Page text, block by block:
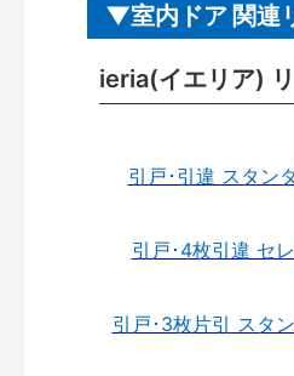
室内ドア 関連
ieria(イエリア)
引戸･引違 スタン
引戸･4枚引違 セ
引戸･3枚片引 スタ